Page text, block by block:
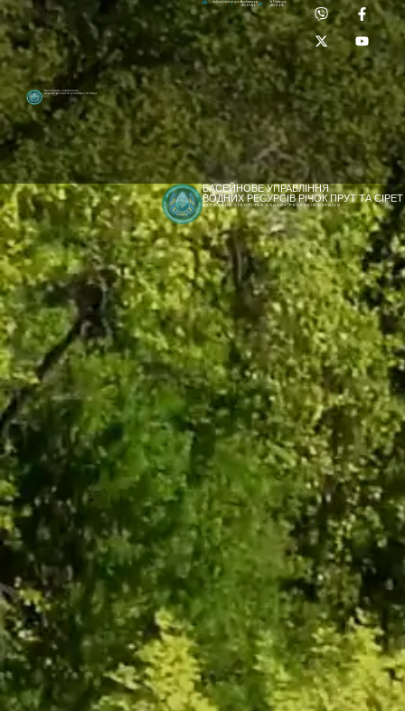
[newyear_garland]
Басейнове управління
водних ресурсів річок Прут та Сірет
Лабораторія:
(0372) 53-92-00
dpbuvr@dpbuvr.gov.uaПриймальня:
(0372) 51-14-56
БАСЕЙНОВЕ УПРАВЛІННЯ
ВОДНИХ РЕСУРСІВ РІЧОК ПРУТ ТА СІРЕТ
ДЕРЖАВНЕ АГЕНТСТВО ВОДНИХ РЕСУРСІВ УКРАЇНИ